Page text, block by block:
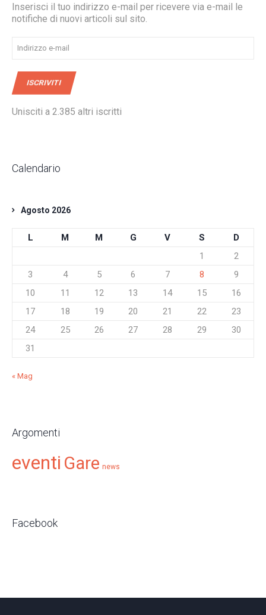
Inserisci il tuo indirizzo e-mail per ricevere via e-mail le
notifiche di nuovi articoli sul sito.
Indirizzo
e-
ISCRIVITI
Unisciti a 2.385 altri iscritti
Calendario
Agosto 2026
L M M G V S
D
1
2
3
4 5 6 7 8
9
10
11 12 13 14 15
16
17
18 19 20 21 22
23
24
25 26 27 28 29
30
31
« Mag
Argomenti
eventi Gare news
Facebook